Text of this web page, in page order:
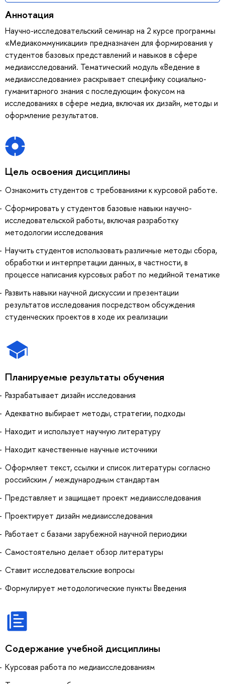
Аннотация
Научно-исследовательский семинар на 2 курсе программы
«Медиакоммуникации» предназначен для формирования у
студентов базовых представлений и навыков в сфере
медиаисследований. Тематический модуль «Ведение в
медиаисследование» раскрывает специфику социально-
гуманитарного знания с последующим фокусом на
исследованиях в сфере медиа, включая их дизайн, методы и
оформление результатов.
Цель освоения дисциплины
Ознакомить студентов с требованиями к курсовой работе.
Сформировать у студентов базовые навыки научно-
исследовательской работы, включая разработку
методологии исследования
Научить студентов использовать различные методы сбора,
обработки и интерпретации данных, в частности, в
процессе написания курсовых работ по медийной тематике
Развить навыки научной дискуссии и презентации
результатов исследования посредством обсуждения
студенческих проектов в ходе их реализации
Планируемые результаты обучения
Разрабатывает дизайн исследования
Адекватно выбирает методы, стратегии, подходы
Находит и использует научную литературу
Находит качественные научные источники
Оформляет текст, ссылки и список литературы согласно
российским / международным стандартам
Представляет и защищает проект медиаисследования
Проектирует дизайн медиаисследования
Работает с базами зарубежной научной периодики
Самостоятельно делает обзор литературы
Ставит исследовательские вопросы
Формулирует методологические пункты Введения
Содержание учебной дисциплины
Курсовая работа по медиаисследованиям